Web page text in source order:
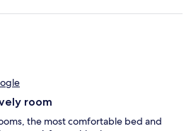
room
the most comfortable bed and